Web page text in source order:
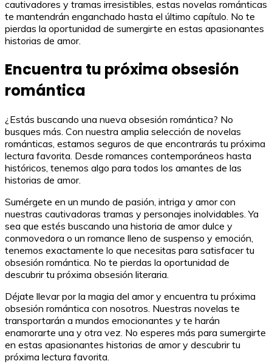
cautivadores y tramas irresistibles, estas novelas románticas
te mantendrán enganchado hasta el último capítulo. No te
pierdas la oportunidad de sumergirte en estas apasionantes
historias de amor.
Encuentra tu próxima obsesión
romántica
¿Estás buscando una nueva obsesión romántica? No
busques más. Con nuestra amplia selección de novelas
románticas, estamos seguros de que encontrarás tu próxima
lectura favorita. Desde romances contemporáneos hasta
históricos, tenemos algo para todos los amantes de las
historias de amor.
Sumérgete en un mundo de pasión, intriga y amor con
nuestras cautivadoras tramas y personajes inolvidables. Ya
sea que estés buscando una historia de amor dulce y
conmovedora o un romance lleno de suspenso y emoción,
tenemos exactamente lo que necesitas para satisfacer tu
obsesión romántica. No te pierdas la oportunidad de
descubrir tu próxima obsesión literaria.
Déjate llevar por la magia del amor y encuentra tu próxima
obsesión romántica con nosotros. Nuestras novelas te
transportarán a mundos emocionantes y te harán
enamorarte una y otra vez. No esperes más para sumergirte
en estas apasionantes historias de amor y descubrir tu
próxima lectura favorita.